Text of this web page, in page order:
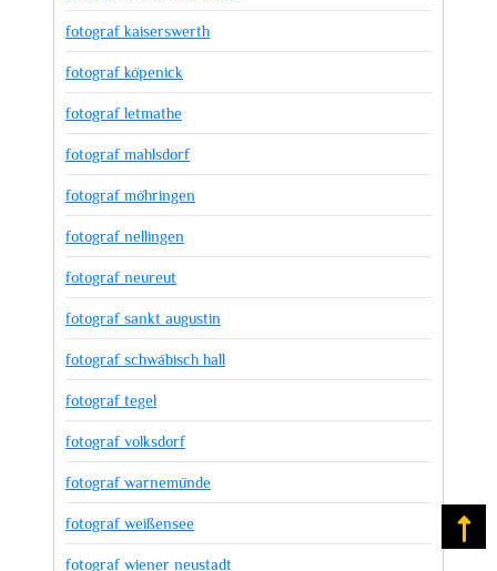
fotograf kaiserswerth
fotograf köpenick
fotograf letmathe
fotograf mahlsdorf
fotograf möhringen
fotograf nellingen
fotograf neureut
fotograf sankt augustin
fotograf schwäbisch hall
fotograf tegel
fotograf volksdorf
fotograf warnemünde
fotograf weißensee
fotograf wiener neustadt